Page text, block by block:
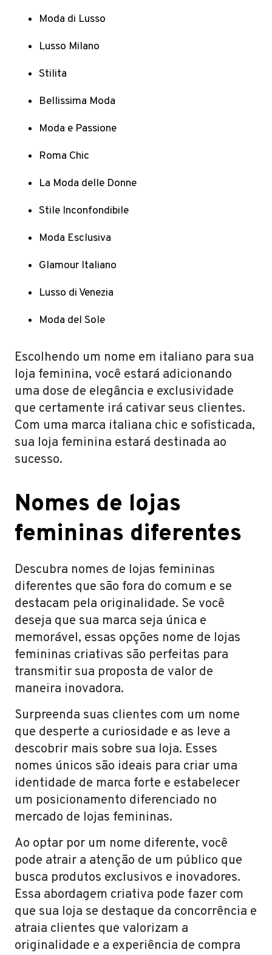
Moda di Lusso
Lusso Milano
Stilita
Bellissima Moda
Moda e Passione
Roma Chic
La Moda delle Donne
Stile Inconfondibile
Moda Esclusiva
Glamour Italiano
Lusso di Venezia
Moda del Sole
Escolhendo um nome em italiano para sua
loja feminina, você estará adicionando
uma dose de elegância e exclusividade
que certamente irá cativar seus clientes.
Com uma marca italiana chic e sofisticada,
sua loja feminina estará destinada ao
sucesso.
Nomes de lojas
femininas diferentes
Descubra nomes de lojas femininas
diferentes que são fora do comum e se
destacam pela originalidade. Se você
deseja que sua marca seja única e
memorável, essas opções nome de lojas
femininas criativas são perfeitas para
transmitir sua proposta de valor de
maneira inovadora.
Surpreenda suas clientes com um nome
que desperte a curiosidade e as leve a
descobrir mais sobre sua loja. Esses
nomes únicos são ideais para criar uma
identidade de marca forte e estabelecer
um posicionamento diferenciado no
mercado de lojas femininas.
Ao optar por um nome diferente, você
pode atrair a atenção de um público que
busca produtos exclusivos e inovadores.
Essa abordagem criativa pode fazer com
que sua loja se destaque da concorrência e
atraia clientes que valorizam a
originalidade e a experiência de compra